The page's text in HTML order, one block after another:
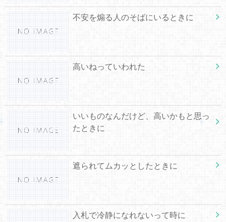
不安を煽る人のそばにいるときに
高いねっていわれた
いいものなんだけど、高いかもと思っ
たときに
遮られてムカッとしたときに
入札で冷静になれないって時に